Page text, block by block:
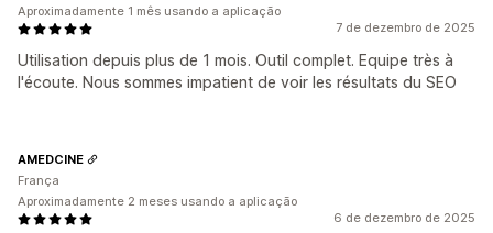
7 de dezembro de 2025
Utilisation depuis plus de 1 mois. Outil complet. Equipe très à
l'écoute. Nous sommes impatient de voir les résultats du SEO
Aproximadamente 1 mês usando a aplicação
6 de dezembro de 2025
AMEDCINE
França
Aproximadamente 2 meses usando a aplicação